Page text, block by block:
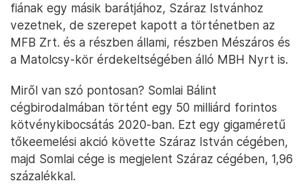
fiának egy másik barátjához, Száraz Istvánhoz
vezetnek, de szerepet kapott a történetben az
MFB Zrt. és a részben állami, részben Mészáros és
a Matolcsy-kör érdekeltségében álló MBH Nyrt is.
Miről van szó pontosan? Somlai Bálint
cégbirodalmában történt egy 50 milliárd forintos
kötvénykibocsátás 2020-ban. Ezt egy gigaméretű
tőkeemelési akció követte Száraz István cégében,
majd Somlai cége is megjelent Száraz cégében, 1,96
százalékkal.